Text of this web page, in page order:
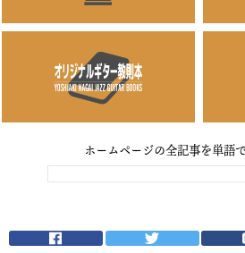
ホームページの全記事を単語